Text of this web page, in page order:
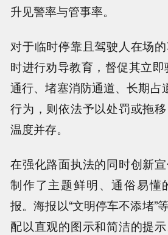
升见警率与管事率。
对于临时停靠且驾驶人在场
时进行劝导教育，督促其立
通行、堵塞消防通道、长期占
行为，则依法予以处罚或拖
温度并存。
在强化路面执法的同时创新
制作了主题鲜明、通俗易懂
报。海报以“文明停车不添堵”
配以直观的图示和简洁的提